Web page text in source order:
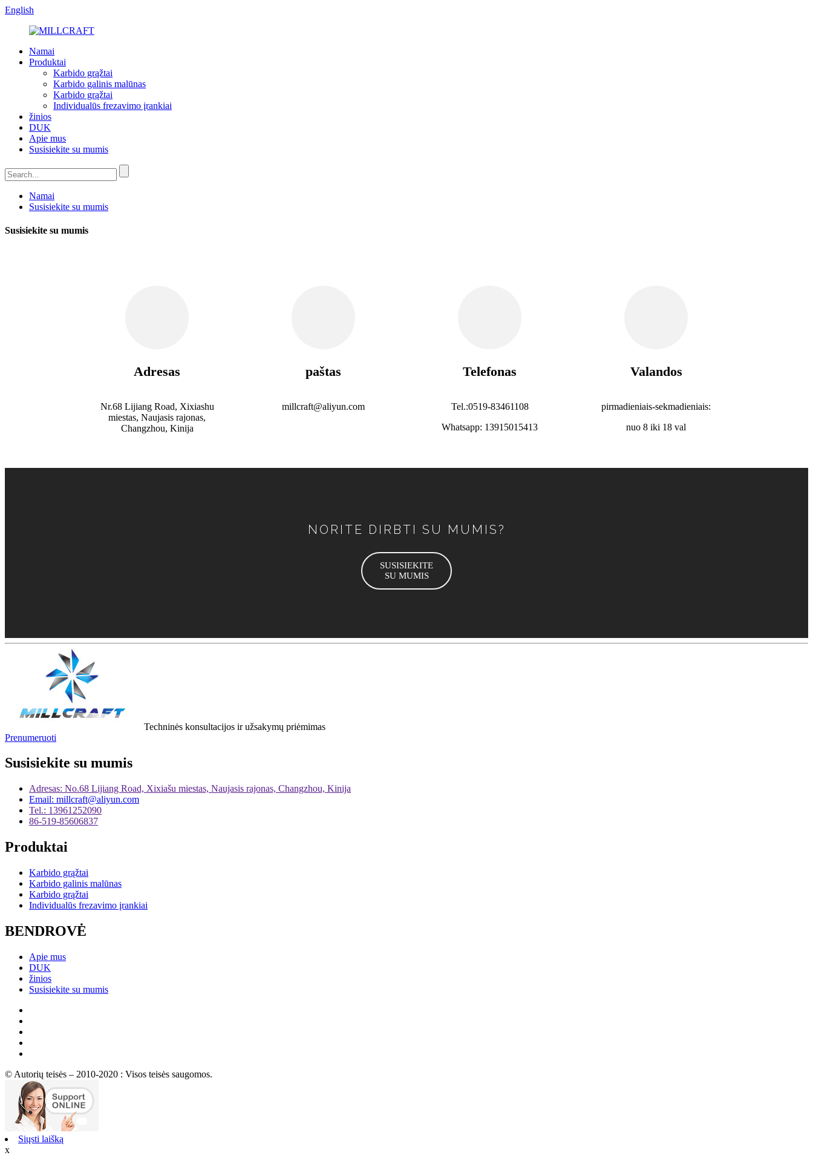
English
Namai
Produktai
Karbido grąžtai
Karbido galinis malūnas
Karbido grąžtai
Individualūs frezavimo įrankiai
žinios
DUK
Apie mus
Susisiekite su mumis
Namai
Susisiekite su mumis
Susisiekite su mumis
Adresas
Nr.68 Lijiang Road, Xixiashu
miestas, Naujasis rajonas,
Changzhou, Kinija
paštas
millcraft@aliyun.com
Telefonas
Tel.:0519-83461108
Whatsapp: 13915015413
Valandos
pirmadieniais-sekmadieniais:
nuo 8 iki 18 val
NORITE DIRBTI SU MUMIS?
SUSISIEKITE
SU MUMIS
Techninės konsultacijos ir užsakymų priėmimas
Prenumeruoti
Susisiekite su mumis
Adresas: No.68 Lijiang Road, Xixiašu miestas, Naujasis rajonas, Changzhou, Kinija
Email: millcraft@aliyun.com
Tel.: 13961252090
86-519-85606837
Produktai
Karbido grąžtai
Karbido galinis malūnas
Karbido grąžtai
Individualūs frezavimo įrankiai
BENDROVĖ
Apie mus
DUK
žinios
Susisiekite su mumis
© Autorių teisės – 2010-2020 : Visos teisės saugomos.
Siųsti laišką
x